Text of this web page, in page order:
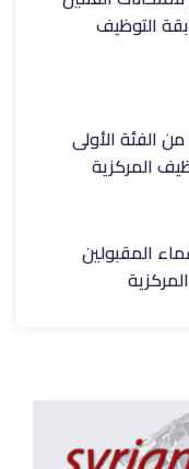
التوظيف
من الفئة الأولى
المركزية
المقبولين